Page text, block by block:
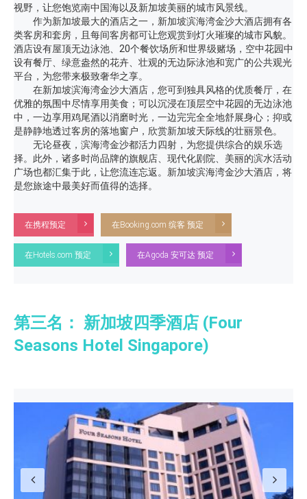
视野，让您饱览南中国海以及新加坡美丽的城市风景线。
作为新加坡最大的酒店之一，新加坡滨海湾金沙大酒店拥有各
类客房和套房，且每间客房都可让您观赏到灯火璀璨的城市风貌。
酒店设有屋顶无边泳池、20个餐饮场所和世界级赌场，空中花园中
设有餐厅、绿意盎然的花卉、壮观的无边际泳池和宽广的公共观光
平台，为您带来极致奢华之享。
在新加坡滨海湾金沙大酒店，您可到独具风格的优质餐厅，在
优雅的氛围中尽情享用美食；可以沉浸在顶层空中花园的无边泳池
中，一边享用鸡尾酒以消磨时光，一边完完全全地舒展身心；抑或
是静静地透过客房的落地窗户，欣赏新加坡天际线的壮丽景色。
无论昼夜，滨海湾金沙都活力四射，为您提供综合的娱乐选
择。此外，诸多时尚品牌的旗舰店、现代化剧院、美丽的滨水活动
广场也都汇集于此，让您流连忘返。新加坡滨海湾金沙大酒店，将
是您旅途中最美好而值得的选择。
在携程预定 在Booking.com 缤客 预定
在Hotels.com 预定 在Agoda 安可达 预定
第三名： 新加坡四季酒店 (Four
Seasons Hotel Singapore)